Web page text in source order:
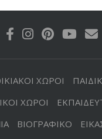
ΧΩΡΟΙ
ΧΩΡΟΙ
ΒΙΟΓΡΑΦΙΚΟ